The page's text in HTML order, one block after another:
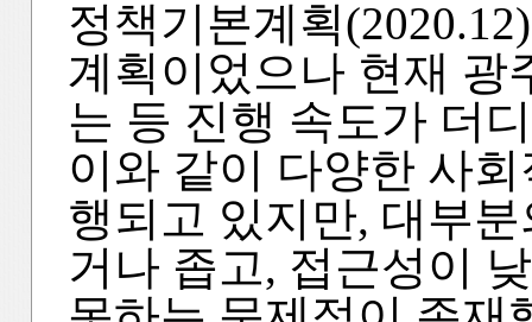
정책기본계획
계획이었으나 현재 광
는 등 진행 속도가 더
이와 같이 다양한 사
행되고 있지만, 대부
거나 좁고, 접근성이